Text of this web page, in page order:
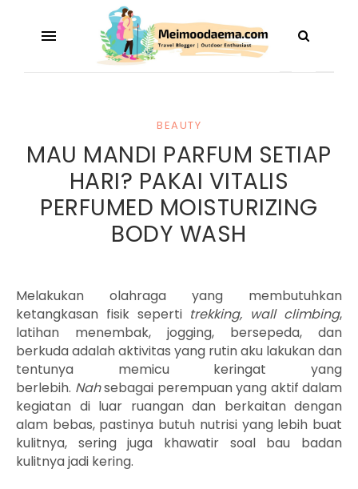
BEAUTY
MAU MANDI PARFUM SETIAP
HARI? PAKAI VITALIS
PERFUMED MOISTURIZING
BODY WASH
Melakukan olahraga yang membutuhkan
ketangkasan fisik seperti trekking, wall climbing,
latihan menembak, jogging, bersepeda, dan
berkuda adalah aktivitas yang rutin aku lakukan dan
tentunya memicu keringat yang
berlebih. Nahsebagai perempuan yang aktif dalam
kegiatan di luar ruangan dan berkaitan dengan
alam bebas, pastinya butuh nutrisi yang lebih buat
kulitnya, sering juga khawatir soal bau badan
kulitnya jadi kering.